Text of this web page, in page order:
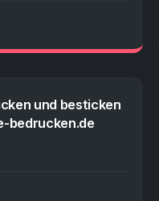
und besticken
bedrucken.de